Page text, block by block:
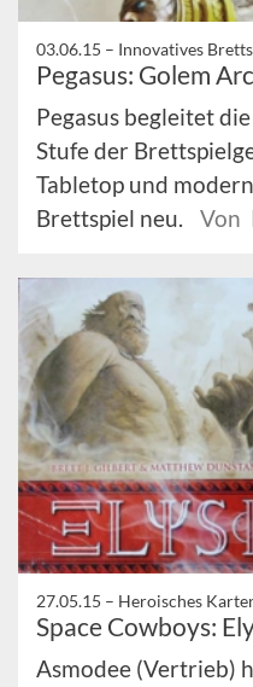
03.06.15 – Innovatives
Pegasus: Golem
Pegasus begleitet
Stufe der
Tabletop und
Brettspiel neu.
Von
27.05.15 – Heroisches
Space Cowboys:
Asmodee (Vertrieb)